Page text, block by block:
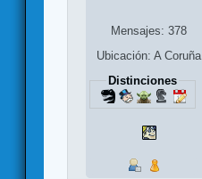
Mensajes: 378
Ubicación: A Coruña
Distinciones